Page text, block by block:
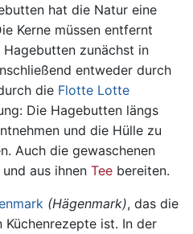
hat die Natur eine
Kerne müssen entfernt
zunächst in
entweder durch
die Flotte Lotte
Die Hagebutten längs
und die Hülle zu
Auch die gewaschenen
aus ihnen Tee bereiten.
(Hägenmark), das die
ist. In der